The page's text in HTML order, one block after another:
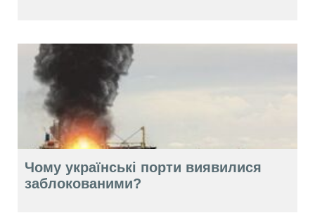
Чому українські порти виявилися
заблокованими?